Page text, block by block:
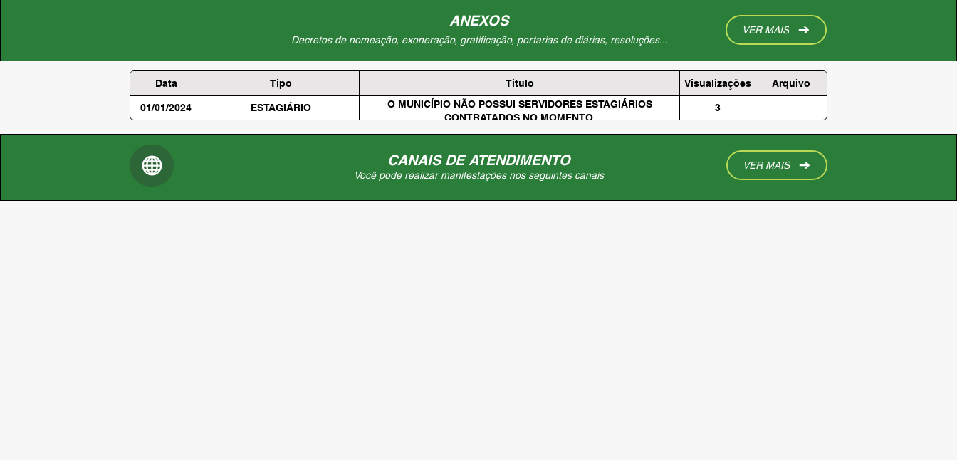
ANEXOS
Decretos de nomeação, exoneração, gratificação, portarias de diárias, resoluções...
VER MAIS
Data Tipo Titulo Visualizações Arquivo
01/01/2024 ESTAGIÁRIO
O MUNICÍPIO NÃO POSSUI SERVIDORES ESTAGIÁRIOS
CONTRATADOS NO MOMENTO.
3
CANAIS DE ATENDIMENTO
Você pode realizar manifestações nos seguintes canais
VER MAIS